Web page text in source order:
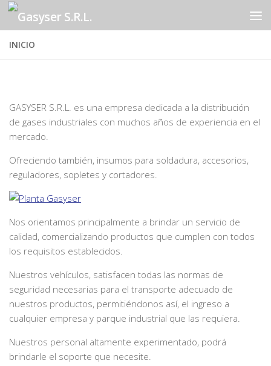
Saltar al contenido
INICIO
GASYSER S.R.L. es una empresa dedicada a la distribución
de gases industriales con muchos años de experiencia en el
mercado.
Ofreciendo también, insumos para soldadura, accesorios,
reguladores, sopletes y cortadores.
Nos orientamos principalmente a brindar un servicio de
calidad, comercializando productos que cumplen con todos
los requisitos establecidos.
Nuestros vehículos, satisfacen todas las normas de
seguridad necesarias para el transporte adecuado de
nuestros productos, permitiéndonos así, el ingreso a
cualquier empresa y parque industrial que las requiera.
Nuestros personal altamente experimentado, podrá
brindarle el soporte que necesite.